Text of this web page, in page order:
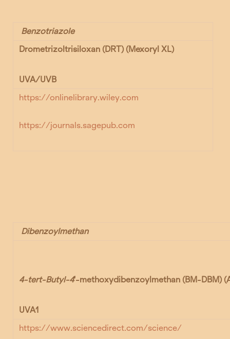
Benzotriazole
Drometrizoltrisiloxan (DRT) (Mexoryl XL)
UVA/UVB
https://onlinelibrary.wiley.com
https://journals.sagepub.com
Dibenzoylmethan
4-tert-Butyl-4'-methoxydibenzoylmethan (BM-DBM)
UVA1
https://www.sciencedirect.com/science/